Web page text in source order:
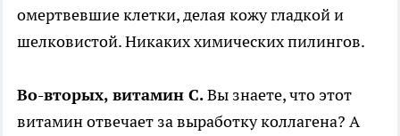
омертвевшие клетки, делая кожу гладкой и
шелковистой. Никаких химических пилингов.
Во-вторых, витамин С.Вы знаете, что этот
витамин отвечает за выработку коллагена? А